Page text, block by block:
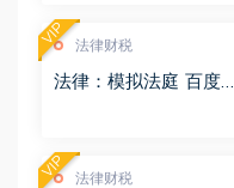
法律财税
法律：模拟法庭 百度网
VIP
法律财税
VIP